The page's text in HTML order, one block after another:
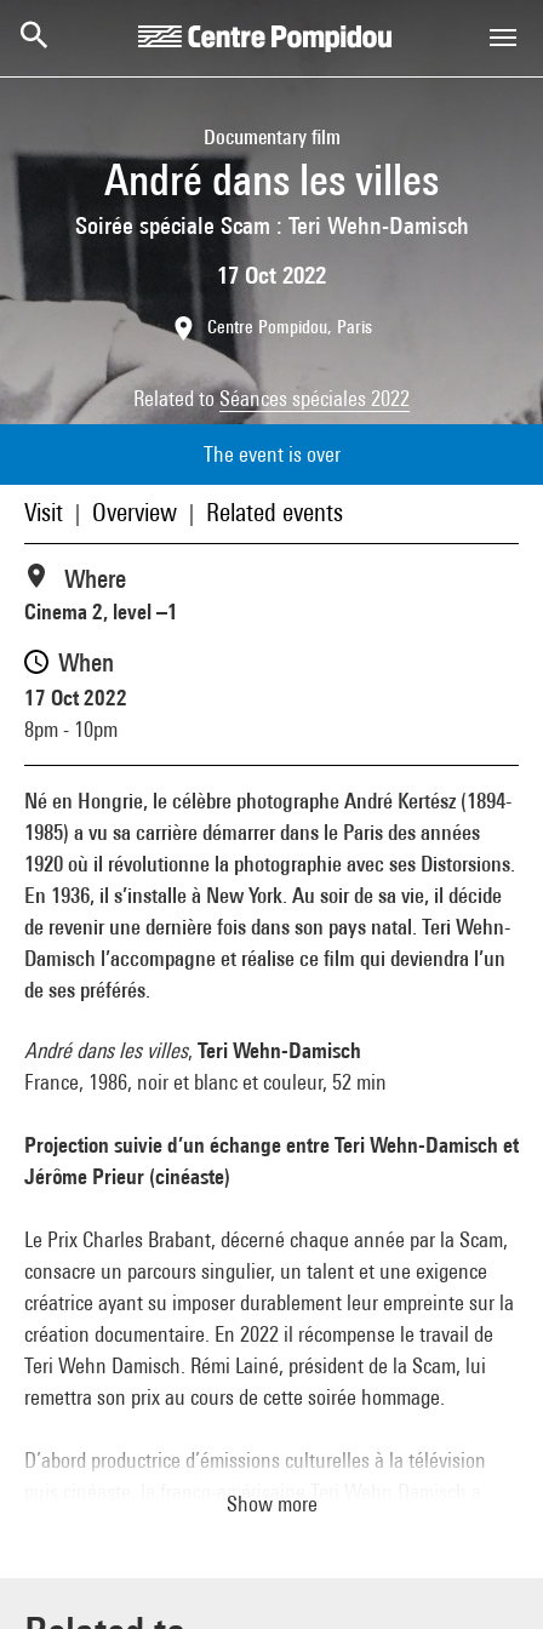
Documentary film
André dans les villes
Soirée spéciale Scam : Teri Wehn-Damisch
17 Oct 2022
Centre Pompidou, Paris
Related toSéances spéciales 2022
The event is over
Visit Overview Related events
Né en Hongrie, le célèbre photographe André Kertész (1894-
1985) a vu sa carrière démarrer dans le Paris des années
1920 où il révolutionne la photographie avec ses Distorsions.
En 1936, il s’installe à New York. Au soir de sa vie, il décide
de revenir une dernière fois dans son pays natal. Teri Wehn-
Damisch l’accompagne et réalise ce film qui deviendra l’un
de ses préférés.
André dans les villes, Teri Wehn-Damisch
France, 1986, noir et blanc et couleur, 52 min
Projection suivie d’un échange entre Teri Wehn-Damisch et
Jérôme Prieur (cinéaste)
Le Prix Charles Brabant, décerné chaque année par la Scam,
consacre un parcours singulier, un talent et une exigence
créatrice ayant su imposer durablement leur empreinte sur la
création documentaire. En 2022 il récompense le travail de
Teri Wehn Damisch. Rémi Lainé, président de la Scam, lui
remettra son prix au cours de cette soirée hommage.
D’abord productrice d’émissions culturelles à la télévision
puis cinéaste, la franco-américaine Teri Wehn Damisch a
Freund, Jacqueline Salmon), des architectes, des écrivains,
Show more
Where
Cinema 2, level –1
When
17 Oct 2022
8pm - 10pm